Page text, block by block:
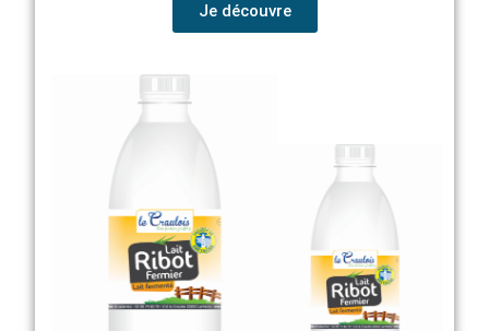
Je découvre